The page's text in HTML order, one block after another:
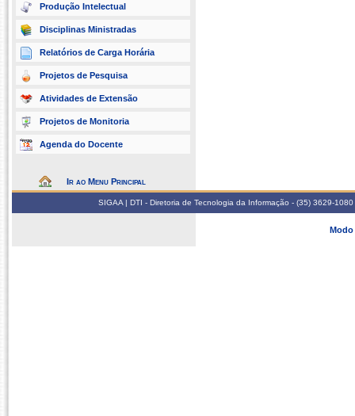
Produção Intelectual
Disciplinas Ministradas
Relatórios de Carga Horária
Projetos de Pesquisa
Atividades de Extensão
Projetos de Monitoria
Agenda do Docente
Ir ao Menu Principal
SIGAA | DTI - Diretoria de Tecnologia da Informação - (35) 3629-
Modo